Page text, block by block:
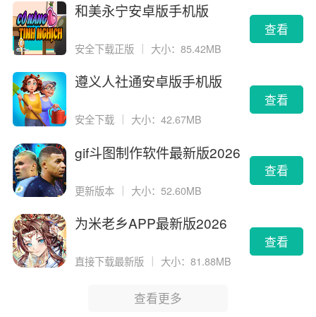
和美永宁安卓版手机版
安全下载正版 大小：85.42MB
查看
遵义人社通安卓版手机版
安全下载 大小：42.67MB
查看
gif斗图制作软件最新版2026
更新版本 ｜ 大小：52.60MB
查看
为米老乡APP最新版2026
直接下载最新版 大小：81.88MB
查看
查看更多